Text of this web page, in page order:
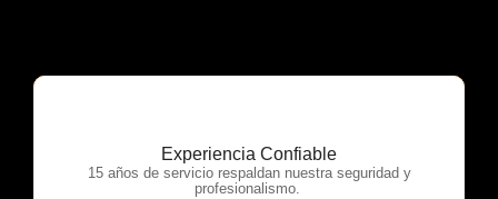
Experiencia Confiable
15 años de servicio respaldan nuestra seguridad y
profesionalismo.
OTP Servicios